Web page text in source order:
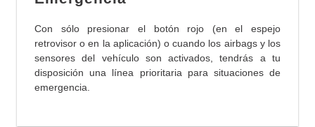
Con sólo presionar el botón rojo (en el espejo
retrovisor o en la aplicación) o cuando los airbags y los
sensores del vehículo son activados, tendrás a tu
disposición una línea prioritaria para situaciones de
emergencia.